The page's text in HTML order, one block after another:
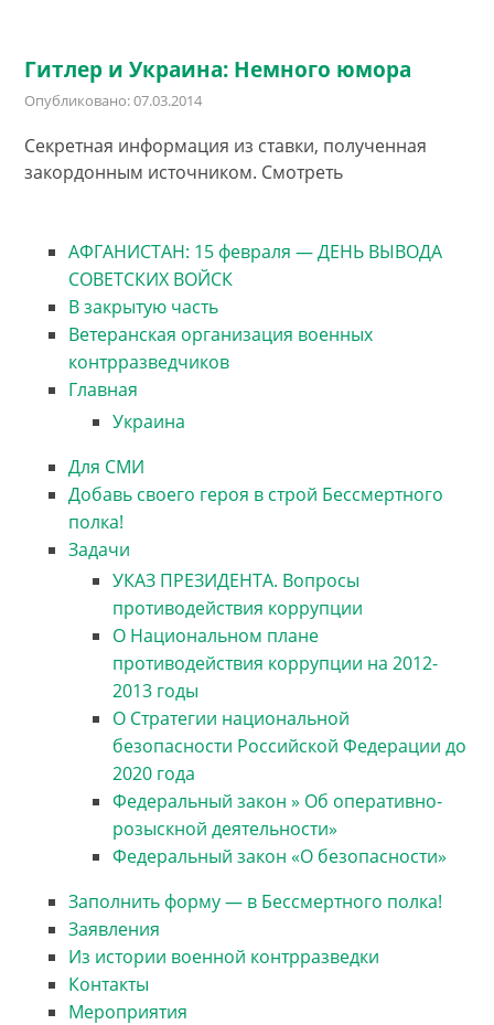
Гитлер и Украина: Немного юмора
Опубликовано: 07.03.2014
Секретная информация из ставки, полученная
закордонным источником. Смотреть
АФГАНИСТАН: 15 февраля — ДЕНЬ ВЫВОДА
СОВЕТСКИХ ВОЙСК
В закрытую часть
Ветеранская организация военных
контрразведчиков
Главная
Украина
Для СМИ
Добавь своего героя в строй Бессмертного
полка!
Задачи
УКАЗ ПРЕЗИДЕНТА. Вопросы
противодействия коррупции
О Национальном плане
противодействия коррупции на 2012-
2013 годы
О Стратегии национальной
безопасности Российской Федерации до
2020 года
Федеральный закон » Об оперативно-
розыскной деятельности»
Федеральный закон «О безопасности»
Заполнить форму — в Бессмертного полка!
Заявления
Из истории военной контрразведки
Контакты
Мероприятия